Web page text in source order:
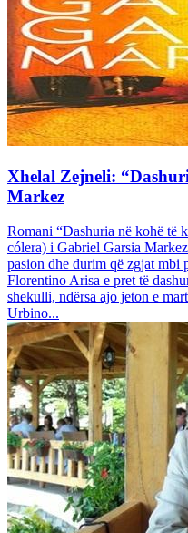
Xhelal Zejneli:
Markez
Romani “Dashuria në kohë të
cólera) i Gabriel Garsia
pasion dhe durim që zgjat mbi
Florentino Arisa e pret të
shekulli, ndërsa ajo jeton e
Urbino...